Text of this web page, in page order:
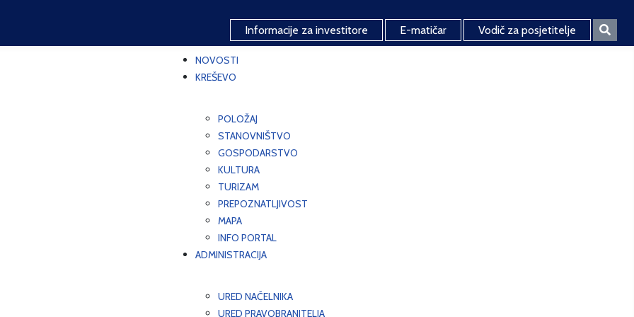
Informacije za investitore E-matičar Vodič za posjetitelje
NOVOSTI
KREŠEVO
POLOŽAJ
STANOVNIŠTVO
GOSPODARSTVO
KULTURA
TURIZAM
PREPOZNATLJIVOST
MAPA
INFO PORTAL
ADMINISTRACIJA
URED NAČELNIKA
URED PRAVOBRANITELJA